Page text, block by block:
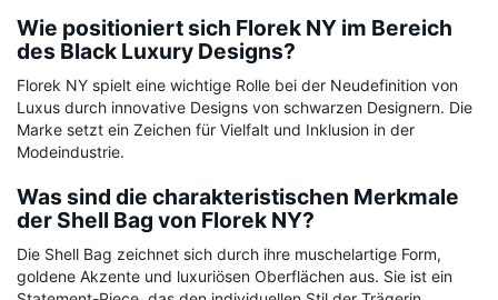
Wie positioniert sich Florek NY im Bereich
des Black Luxury Designs?
Florek NY spielt eine wichtige Rolle bei der Neudefinition von
Luxus durch innovative Designs von schwarzen Designern. Die
Marke setzt ein Zeichen für Vielfalt und Inklusion in der
Modeindustrie.
Was sind die charakteristischen Merkmale
der Shell Bag von Florek NY?
Die Shell Bag zeichnet sich durch ihre muschelartige Form,
goldene Akzente und luxuriösen Oberflächen aus. Sie ist ein